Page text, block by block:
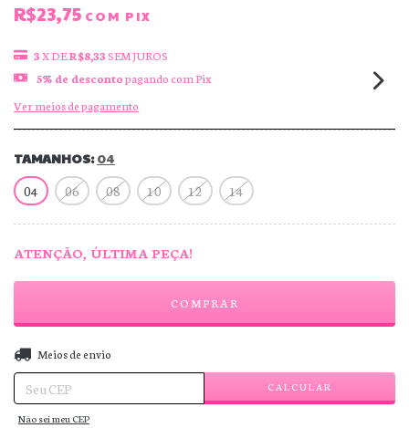
R$23,75 COM PIX
3X DER$8,33SEM JUROS
5% de descontopagando com Pix
Ver meios de pagamento
TAMANHOS:04
04
06 08 10 12 14
ATENÇÃO, ÚLTIMA PEÇA!
Entregas para o CEP:
Meios de envio
CALCULAR
Não sei meu CEP